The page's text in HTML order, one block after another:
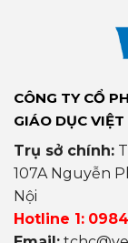
CÔNG TY CỔ
GIÁO DỤC
Trụ sở chính:
107A Nguyễn
Nội
Hotline 1: